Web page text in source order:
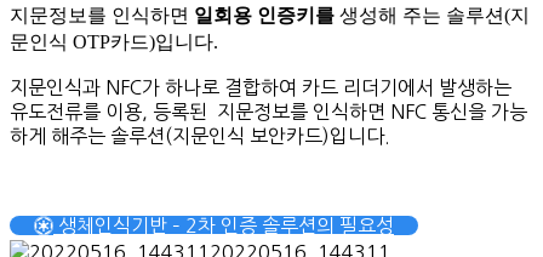
지문정보를 인식하면 일회용 인증키를 생성해 주는 솔루션(지
문인식 OTP카드)입니다.
지문인식과 NFC가 하나로 결합하여 카드 리더기에서 발생하는
유도전류를 이용, 등록된 지문정보를 인식하면 NFC 통신을 가능
하게 해주는 솔루션(지문인식 보안카드)입니다.
생체인식기반 – 2차 인증 솔루션의 필요성
20220516_144311